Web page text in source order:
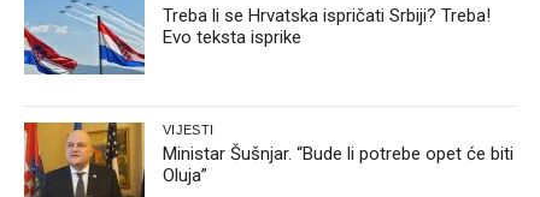
Treba li se Hrvatska ispričati Srbiji? Treba!
Evo teksta isprike
VIJESTI
Ministar Šušnjar. “Bude li potrebe opet će biti
Oluja”